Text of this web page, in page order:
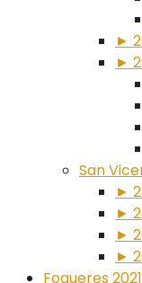
►
►
San
►
►
►
►
Fogueres 2021